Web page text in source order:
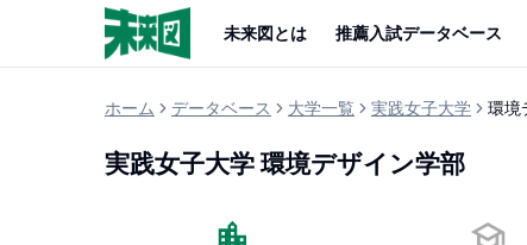
未来図とは 推薦入試データベース
ホーム データベース 大学一覧 実践女子大学 環境
実践女子大学 環境デザイン学部